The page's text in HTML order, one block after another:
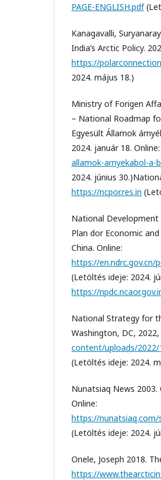
PAGE-ENGLISH.pdf
Kanagavalli,
India’s Arctic Policy.
https://
2024. május 18.)
Ministry of Forigen
– National Roadmap
Egyesült Államok
2024. január 18. Online:
allamok-arnyekabol-a-
2024. június
https://ncpor.res.in
National Development
Plan dor Economic
China. Online:
https://en.ndrc.gov.cn/
(Letöltés ideje: 2024.
https://
National Strategy for
Washington, DC,
content/uploads/
(Letöltés ideje: 2024.
Nunatsiaq News
Online:
https://nunatsiaq.com/
(Letöltés ideje: 2024.
Onele, Joseph 2018.
https://